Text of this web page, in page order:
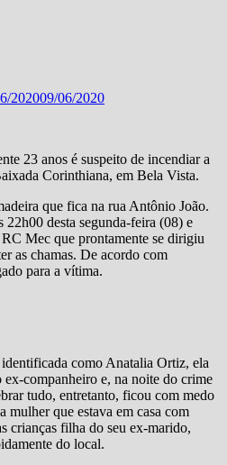
202009/06/2020
23 anos é suspeito de incendiar a
Corinthiana, em Bela Vista.
que fica na rua Antônio João.
desta segunda-feira (08) e
Mec que prontamente se dirigiu
as chamas. De acordo com
para a vítima.
como Anatalia Ortiz, ela
ex-companheiro e, na noite do crime
tudo, entretanto, ficou com medo
mulher que estava em casa com
crianças filha do seu ex-marido,
do local.